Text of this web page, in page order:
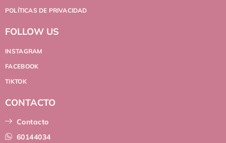
POLÍTICAS DE PRIVACIDAD
FOLLOW US
INSTAGRAM
FACEBOOK
TIKTOK
CONTACTO
Contacto
60144034